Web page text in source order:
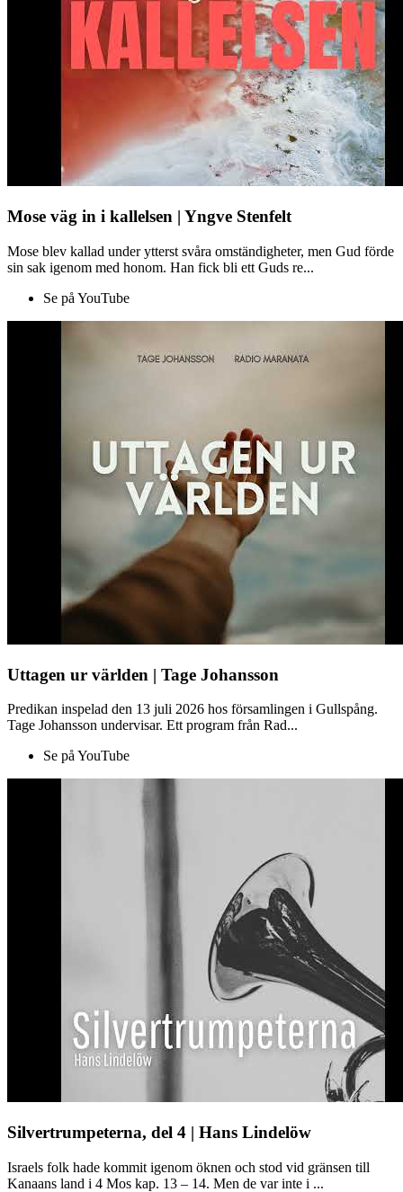
Mose väg in i kallelsen | Yngve Stenfelt
Mose blev kallad under ytterst svåra omständigheter, men Gud förde
sin sak igenom med honom. Han fick bli ett Guds re...
Se på YouTube
Uttagen ur världen | Tage Johansson
Predikan inspelad den 13 juli 2026 hos församlingen i Gullspång.
Tage Johansson undervisar. Ett program från Rad...
Se på YouTube
Silvertrumpeterna, del 4 | Hans Lindelöw
Israels folk hade kommit igenom öknen och stod vid gränsen till
Kanaans land i 4 Mos kap. 13 – 14. Men de var inte i ...